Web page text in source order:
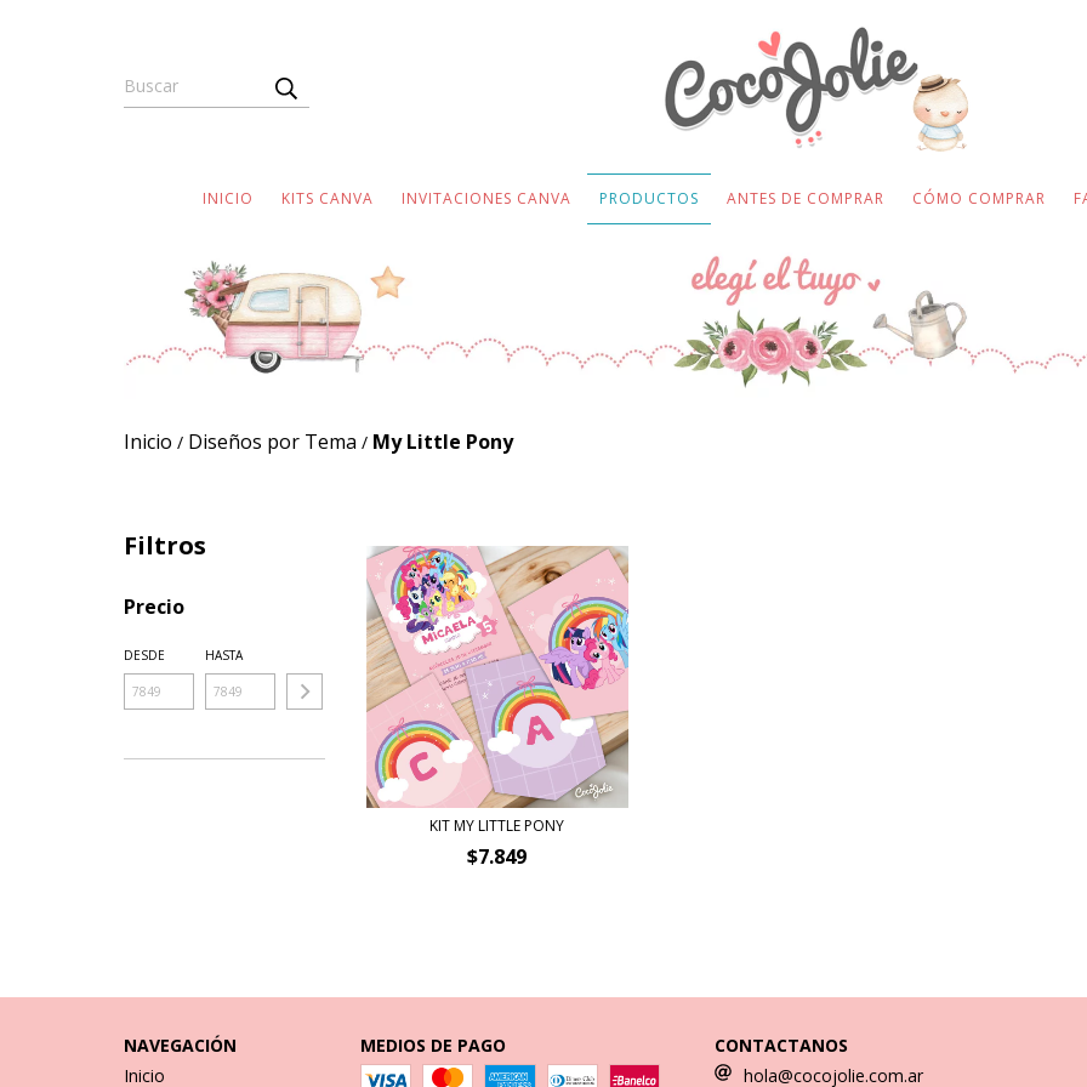
INICIO KITS CANVA INVITACIONES CANVA PRODUCTOS ANTES DE COMPRAR CÓMO COMPRAR
Inicio / Diseños por Tema / My Little Pony
Filtros
Precio
DESDE HASTA
KIT MY LITTLE PONY
$7.849
NAVEGACIÓN
Inicio
MEDIOS DE PAGO
CONTACTANOS
hola@cocojolie.com.ar